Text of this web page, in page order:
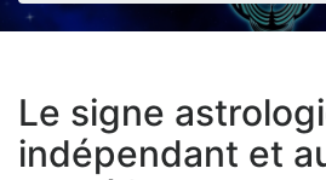
Le signe
indépendant et